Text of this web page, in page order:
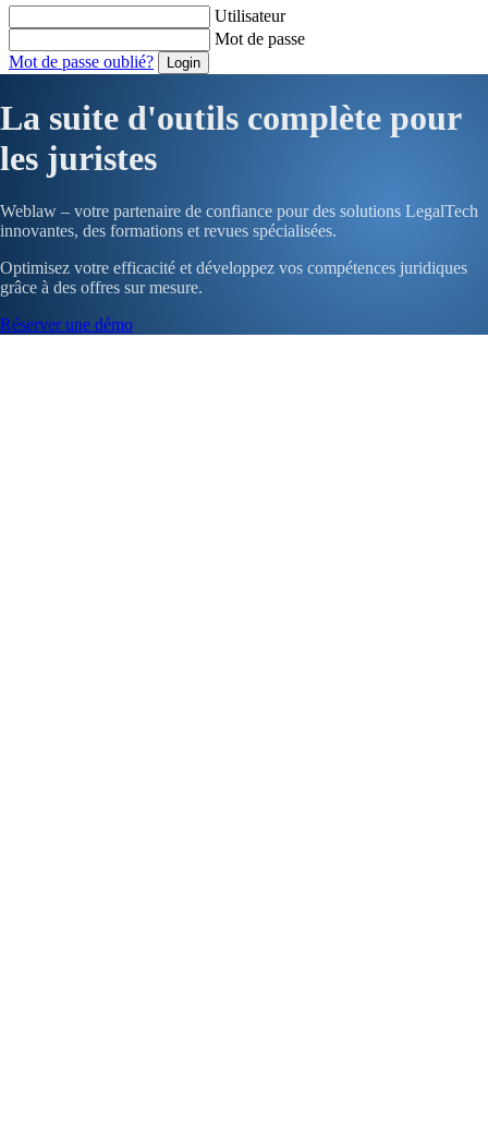
Utilisateur
Mot de passe
Mot de passe oublié?
La suite d'outils complète pour
les juristes
Weblaw – votre partenaire de confiance pour des solutions LegalTech
innovantes, des formations et revues spécialisées.
Optimisez votre efficacité et développez vos compétences juridiques
grâce à des offres sur mesure.
Réserver une démo